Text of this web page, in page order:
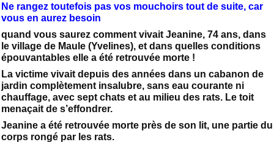
Ne rangez toutefois pas vos mouchoirs tout de suite, car
vous en aurez besoin
quand vous saurez comment vivait Jeanine, 74 ans, dans
le village de Maule (Yvelines), et dans quelles conditions
épouvantables elle a été retrouvée morte !
La victime vivait depuis des années dans un cabanon de
jardin complètement insalubre, sans eau courante ni
chauffage, avec sept chats et au milieu des rats. Le toit
menaçait de s’effondrer.
Jeanine a été retrouvée morte près de son lit, une partie du
corps rongé par les rats.